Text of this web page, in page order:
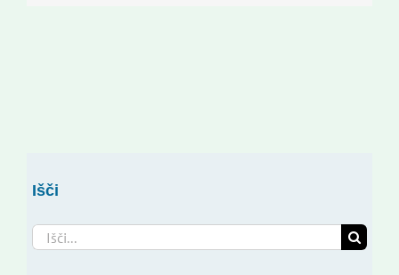
Išči
Search
for: